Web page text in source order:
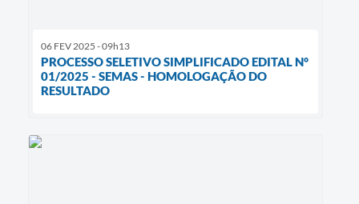
06 FEV 2025 - 09h13
PROCESSO SELETIVO SIMPLIFICADO EDITAL N°
01/2025 - SEMAS - HOMOLOGAÇÃO DO
RESULTADO